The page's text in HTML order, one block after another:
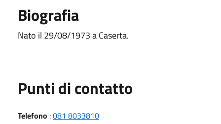
Biografia
Nato il 29/08/1973 a Caserta.
Punti di contatto
Telefono :081 8033810